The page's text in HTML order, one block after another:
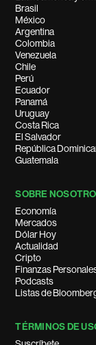
Brasil
México
Argentina
Colombia
Venezuela
Chile
Perú
Ecuador
Panamá
Uruguay
Costa Rica
El Salvador
República
Guatemala
SOBRE
Economía
Mercados
Dólar Hoy
Actualidad
Cripto
Finanzas
Podcasts
Listas de
TÉRMINOS DE